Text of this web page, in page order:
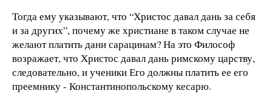
Тогда ему указывают, что “Христос давал дань за себя
и за других”, почему же христиане в таком случае не
желают платить дани сарацинам? На это Философ
возражает, что Христос давал дань римскому царству,
следовательно, и ученики Его должны платить ее его
преемнику - Константинопольскому кесарю.